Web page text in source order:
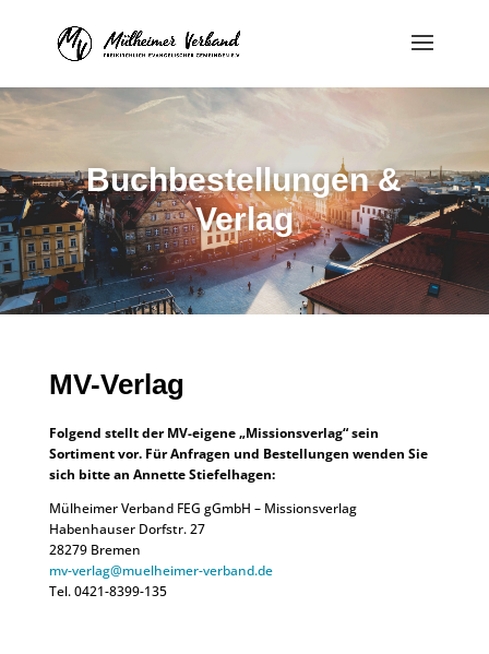
Buchbestellungen &
Verlag
MV-Verlag
Folgend stellt der MV-eigene „Missionsverlag“ sein
Sortiment vor. Für Anfragen und Bestellungen wenden Sie
sich bitte an Annette Stiefelhagen:
Mülheimer Verband FEG gGmbH – Missionsverlag
Habenhauser Dorfstr. 27
28279 Bremen
mv-verlag@muelheimer-verband.de
Tel. 0421-8399-135